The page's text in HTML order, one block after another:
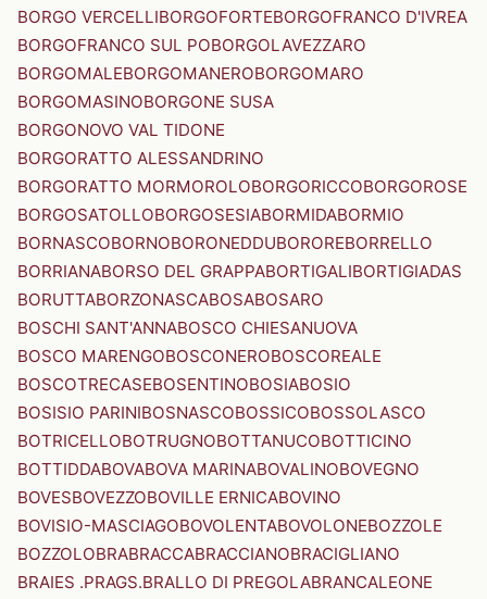
BORGO VERCELLIBORGOFORTEBORGOFRANCO D'IVREA
BORGOFRANCO SUL POBORGOLAVEZZARO
BORGOMALEBORGOMANEROBORGOMARO
BORGOMASINOBORGONE SUSA
BORGONOVO VAL TIDONE
BORGORATTO ALESSANDRINO
BORGORATTO MORMOROLOBORGORICCOBORGOROSE
BORGOSATOLLOBORGOSESIABORMIDABORMIO
BORNASCOBORNOBORONEDDUBOROREBORRELLO
BORRIANABORSO DEL GRAPPABORTIGALIBORTIGIADAS
BORUTTABORZONASCABOSABOSARO
BOSCHI SANT'ANNABOSCO CHIESANUOVA
BOSCO MARENGOBOSCONEROBOSCOREALE
BOSCOTRECASEBOSENTINOBOSIABOSIO
BOSISIO PARINIBOSNASCOBOSSICOBOSSOLASCO
BOTRICELLOBOTRUGNOBOTTANUCOBOTTICINO
BOTTIDDABOVABOVA MARINABOVALINOBOVEGNO
BOVESBOVEZZOBOVILLE ERNICABOVINO
BOVISIO-MASCIAGOBOVOLENTABOVOLONEBOZZOLE
BOZZOLOBRABRACCABRACCIANOBRACIGLIANO
BRAIES .PRAGS.BRALLO DI PREGOLABRANCALEONE